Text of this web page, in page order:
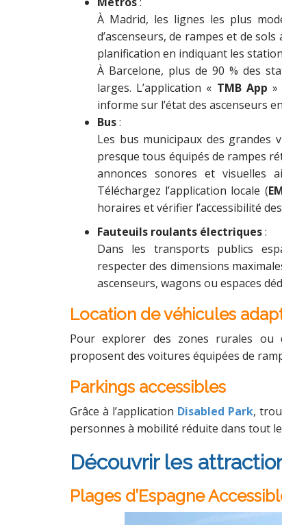
À Madrid, les lignes les plus
d’ascenseurs, de rampes et de
planification en indiquant les
À Barcelone, plus de 90 % des
larges. L’application « TMB App »
informe sur l’état des ascenseurs
Bus:
Les bus municipaux des grandes
presque tous équipés de rampes
annonces sonores et visuelles
Téléchargez l’application locale (
horaires et vérifier l’accessibilité
Fauteuils roulants électriques:
Dans les transports publics
respecter des dimensions
ascenseurs, wagons ou espaces
Location de véhicules
Pour explorer des zones rurales ou
proposent des voitures équipées de
Parkings accessibles
Grâce à l’application Disabled Park,
personnes à mobilité réduite dans tout
Découvrir les
Plages d’Espagne